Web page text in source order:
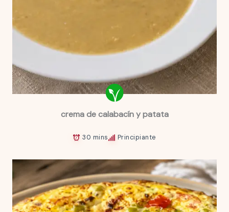
crema de calabacín y patata
30 mins Principiante